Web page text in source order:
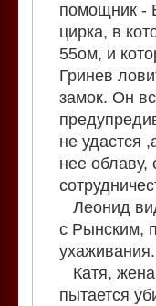
помощник -
цирка, в
55ом, и
Гринев
замок. Он
не удастся
нее облаву,
Леонид
с Рынским,
ухаживания.
Катя, жена
пытается